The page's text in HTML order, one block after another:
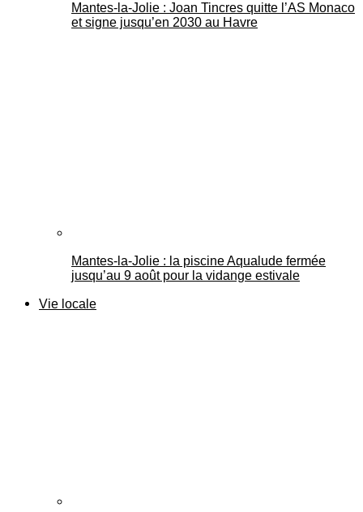
Mantes-la-Jolie : Joan Tincres quitte l’AS Monaco
et signe jusqu’en 2030 au Havre
Mantes-la-Jolie : la piscine Aqualude fermée
jusqu’au 9 août pour la vidange estivale
Vie locale